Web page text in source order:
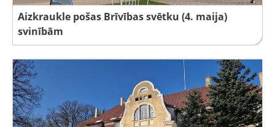
Aizkraukle pošas Brīvības svētku (4. maija)
svinībām